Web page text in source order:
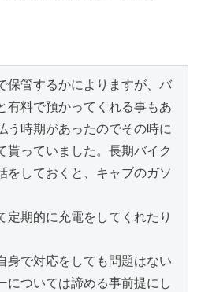
保管するかによりますが、バ
有料で預かってくれる事もあ
う時期があったのでその時に
貰っていました。長期バイク
をしておくと、キャブのガソ
定期的に充電をしてくれたり
身で対応をしても問題はない
については諦める事前提にし